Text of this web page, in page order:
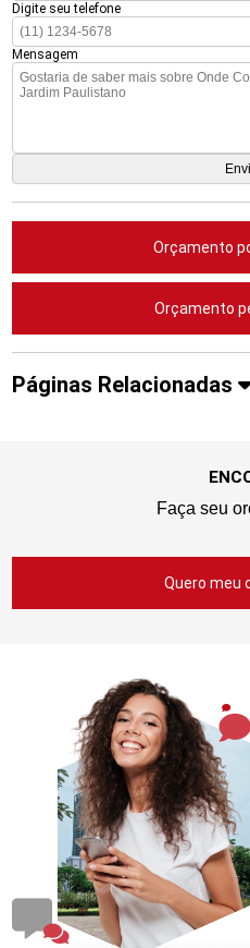
Digite seu telefone
Mensagem
Orçamento
Orçamento
Páginas Relacionadas
Faça seu
Quero meu